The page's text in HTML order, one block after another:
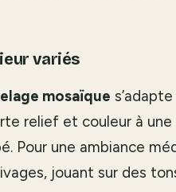
variés
mosaïque
relief et couleur à
Pour une ambiance
jouant sur des